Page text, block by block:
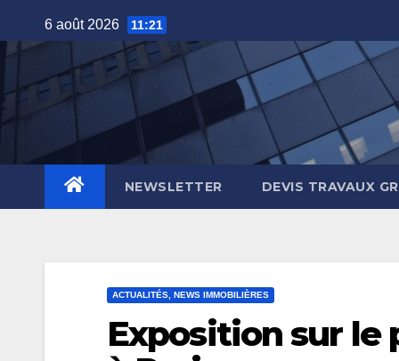
to
6 août 2026 11:21
NEWSLETTER DEVIS TRAVAUX
ACTUALITÉS, NEWS IMMOBILIÈRES
Exposition sur le